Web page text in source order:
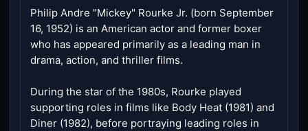
Philip Andre "Mickey" Rourke Jr. (born September
16, 1952) is an American actor and former boxer
who has appeared primarily as a leading man in
drama, action, and thriller films.
During the star of the 1980s, Rourke played
supporting roles in films like Body Heat (1981) and
Diner (1982), before portraying leading roles in